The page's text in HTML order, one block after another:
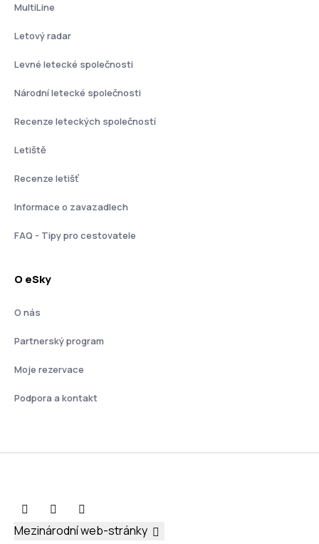
MultiLine
Letový radar
Levné letecké společnosti
Národní letecké společnosti
Recenze leteckých společností
Letiště
Recenze letišť
Informace o zavazadlech
FAQ - Tipy pro cestovatele
O eSky
O nás
Partnerský program
Moje rezervace
Podpora a kontakt
Mezinárodní web-stránky